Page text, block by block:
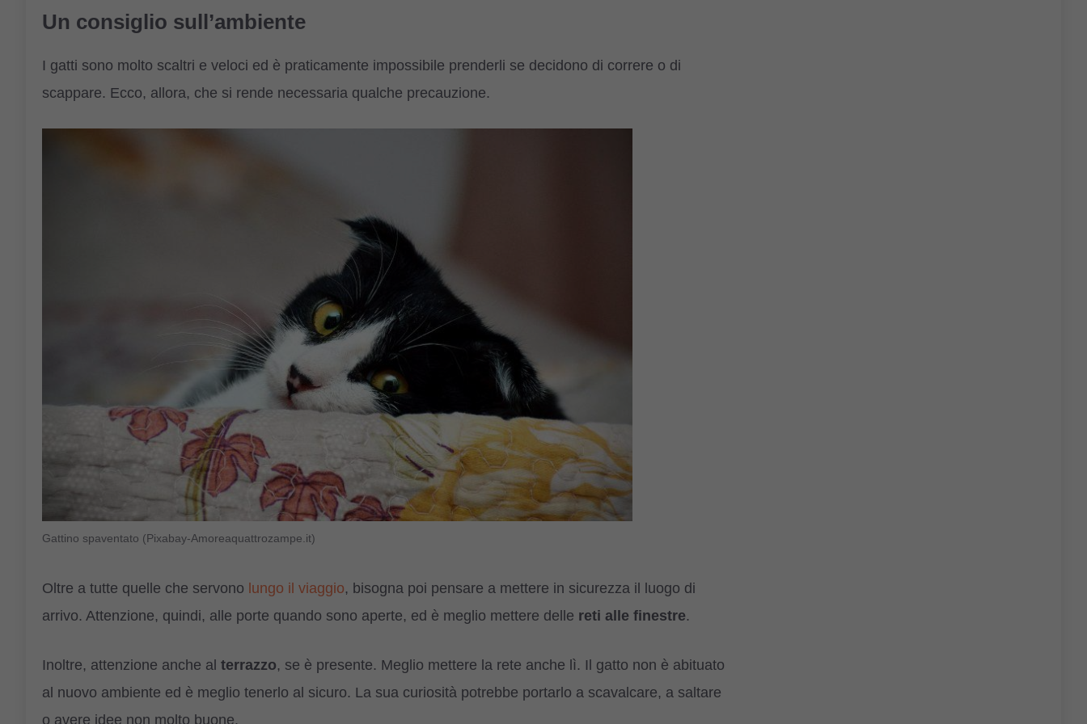
Un consiglio sull’ambiente
I gatti sono molto scaltri e veloci ed è praticamente impossibile prenderli se decidono di correre o di
scappare. Ecco, allora, che si rende necessaria qualche precauzione.
Gattino spaventato (Pixabay-Amoreaquattrozampe.it)
Oltre a tutte quelle che servono lungo il viaggio, bisogna poi pensare a mettere in sicurezza il luogo di
arrivo. Attenzione, quindi, alle porte quando sono aperte, ed è meglio mettere delle reti alle finestre.
Inoltre, attenzione anche al terrazzo, se è presente. Meglio mettere la rete anche lì. Il gatto non è abituato
al nuovo ambiente ed è meglio tenerlo al sicuro. La sua curiosità potrebbe portarlo a scavalcare, a saltare
o avere idee non molto buone.